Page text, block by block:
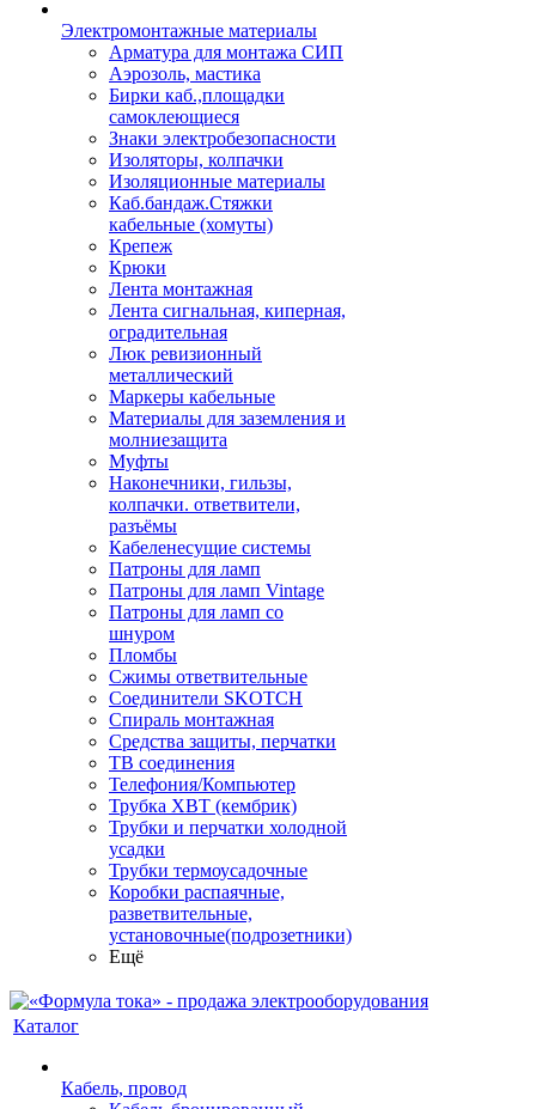
Электромонтажные материалы
Арматура для монтажа СИП
Аэрозоль, мастика
Бирки каб.,площадки
самоклеющиеся
Знаки электробезопасности
Изоляторы, колпачки
Изоляционные материалы
Каб.бандаж.Стяжки
кабельные (хомуты)
Крепеж
Крюки
Лента монтажная
Лента сигнальная, киперная,
оградительная
Люк ревизионный
металлический
Маркеры кабельные
Материалы для заземления и
молниезащита
Муфты
Наконечники, гильзы,
колпачки. ответвители,
разъёмы
Кабеленесущие системы
Патроны для ламп
Патроны для ламп Vintage
Патроны для ламп со
шнуром
Пломбы
Сжимы ответвительные
Соединители SKOTCH
Спираль монтажная
Средства защиты, перчатки
ТВ соединения
Телефония/Компьютер
Трубка ХВТ (кембрик)
Трубки и перчатки холодной
усадки
Трубки термоусадочные
Коробки распаячные,
разветвительные,
установочные(подрозетники)
Ещё
Каталог
Кабель, провод